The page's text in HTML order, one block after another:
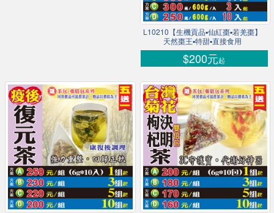
L10210【生機貢品▪仙紅棗▪若羌棗】
天然棗王▪特甜▪直接食用
$200元起